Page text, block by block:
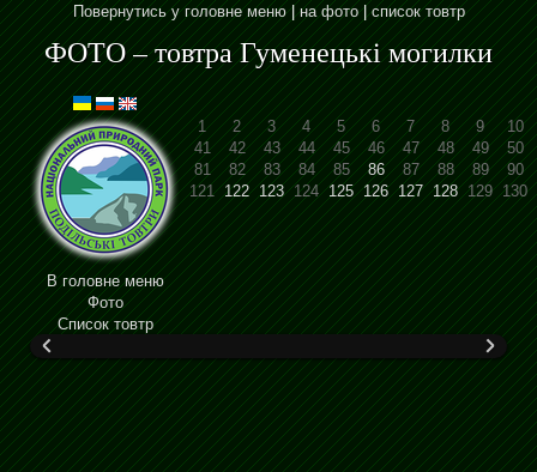
Повернутись у головне меню|на фото|список товтр
ФОТО – товтра Гуменецькі могилки
В головне меню
Фото
Cписок товтр
1 2 3 4 5 6 7 8 9
10
41 42 43 44 45 46 47 48 49 50
81 82 83 84 85 86 87 88 89 90
121 122 123 124 125 126 127 128 129130